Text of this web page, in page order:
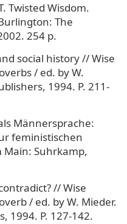
Twisted Wisdom.
The
254 p.
social history // Wise
/ еd. by W.
1994. P. 211-
Männersprache:
feministischen
Suhrkamp,
// Wise
/ ed. by W. Mieder.
1994. P. 127-142.